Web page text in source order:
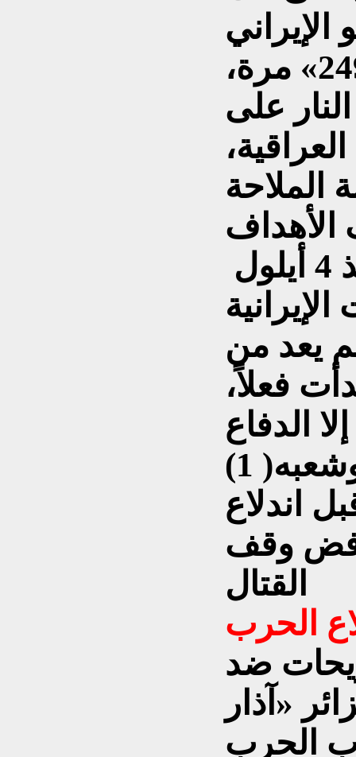
الإيراني
بخرق الأجواء العراقية «249» مرة،
على
الملاحة
المدنية؛ «244» حادثاً منذ 4 أيلول
الإيرانية
يعد من
فعلاً،
الدفاع
اندلاع
وقف
القتال
الحرب
ضد
«آذار